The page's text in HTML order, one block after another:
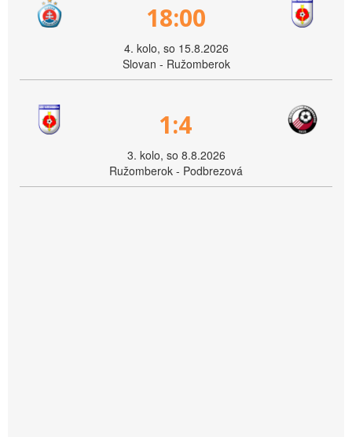
18:00
4. kolo, so 15.8.2026
Slovan - Ružomberok
1:4
3. kolo, so 8.8.2026
Ružomberok - Podbrezová